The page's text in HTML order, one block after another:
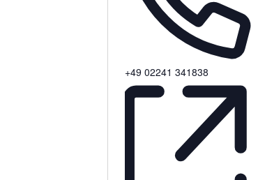
Telefon
+49 02241 341838